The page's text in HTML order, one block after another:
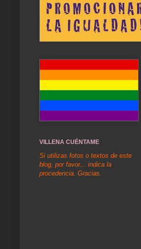
VILLENA CUÉNTAME
Si utilizas fotos o textos de este
blog, por favor... indica la
procedencia. Gracias.